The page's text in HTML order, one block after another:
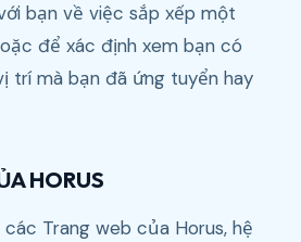
bạn về việc sắp xếp một
để xác định xem bạn có
trí mà bạn đã ứng tuyển hay
HORUS
Trang web của Horus, hệ